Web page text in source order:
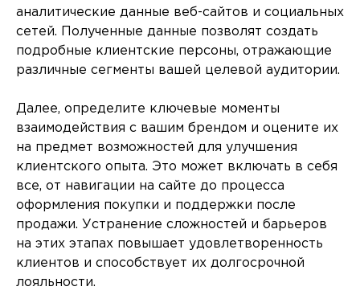
аналитические данные веб-сайтов и социальных
сетей. Полученные данные позволят создать
подробные клиентские персоны, отражающие
различные сегменты вашей целевой аудитории.
Далее, определите ключевые моменты
взаимодействия с вашим брендом и оцените их
на предмет возможностей для улучшения
клиентского опыта. Это может включать в себя
все, от навигации на сайте до процесса
оформления покупки и поддержки после
продажи. Устранение сложностей и барьеров
на этих этапах повышает удовлетворенность
клиентов и способствует их долгосрочной
лояльности.